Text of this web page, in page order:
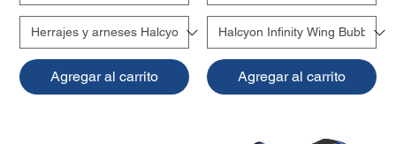
Agregar al carrito Agregar al carrito